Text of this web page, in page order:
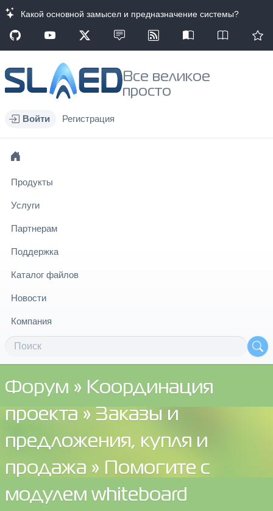
Какой основной замысел и предназначение системы?
Все великое
просто
Войти Регистрация
Продукты
Услуги
Партнерам
Поддержка
Каталог файлов
Новости
Компания
Форум » Координация
проекта » Заказы и
предложения, купля и
продажа » Помогите с
модулем whiteboard